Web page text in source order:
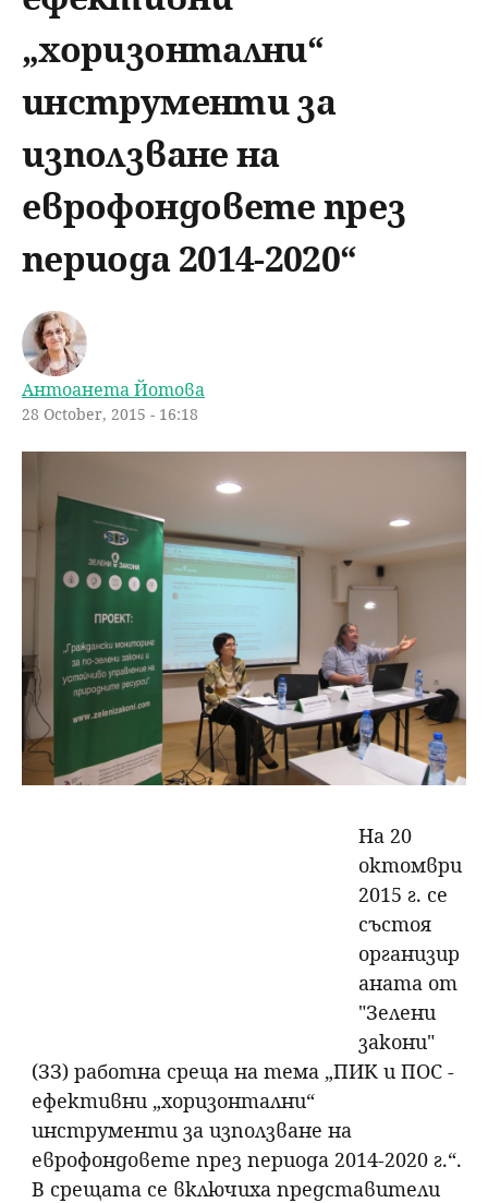
н
ю
ъ
р
с
е
н
u
„хоризонтални“
инструменти за
използване на
еврофондовете през
периода 2014-2020“
Антоанета Йотова
28 October, 2015 - 16:18
На 20
октомври
2015 г. се
състоя
организир
аната от
"Зелени
закони"
(ЗЗ) работна среща на тема „ПИК и ПОС -
ефективни „хоризонтални“
инструменти за използване на
еврофондовете през периода 2014-2020 г.“.
В срещата се включиха представители